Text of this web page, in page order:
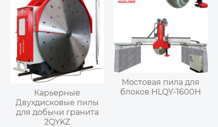
Карьерные
Двухдисковые пилы
для добычи гранита
2QYKZ
Мостовая пила для
блоков HLQY-1600H